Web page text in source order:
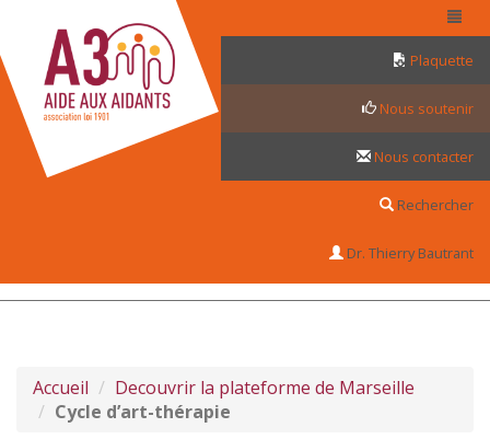
Plaquette
Nous soutenir
Nous contacter
Rechercher
Dr. Thierry Bautrant
Accueil
Decouvrir la plateforme de Marseille
Cycle d’art-thérapie
Panneau de gestion des cookies